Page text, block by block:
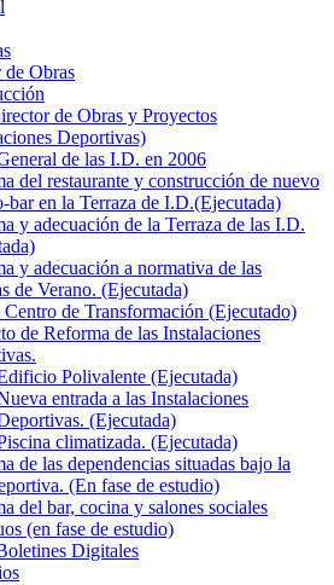
Obras
de Obras y Proyectos
Deportivas)
de las I.D. en 2006
del restaurante y construcción de nuevo
bar en la Terraza de I.D.(Ejecutada)
y adecuación de la Terraza de las I.D.
y adecuación a normativa de las
de Verano. (Ejecutada)
de Transformación (Ejecutado)
de Reforma de las Instalaciones
Polivalente (Ejecutada)
entrada a las Instalaciones
(Ejecutada)
climatizada. (Ejecutada)
de las dependencias situadas bajo la
(En fase de estudio)
del bar, cocina y salones sociales
(en fase de estudio)
Digitales